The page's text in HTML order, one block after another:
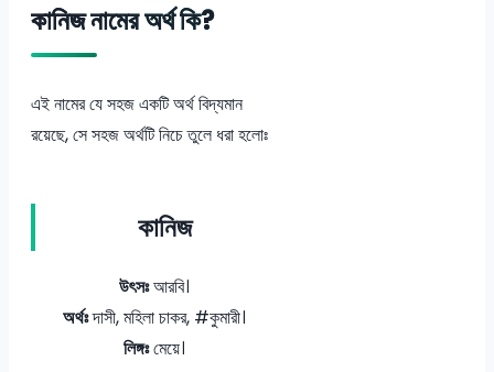
কানিজ নামের অর্থ কি?
এই নামের যে সহজ একটি অর্থ বিদ্যমান
রয়েছে, সে সহজ অর্থটি নিচে তুলে ধরা হলোঃ
কানিজ
উৎসঃআরবি।
অর্থঃদাসী, মহিলা চাকর, #কুমারী।
লিঙ্গঃমেয়ে।